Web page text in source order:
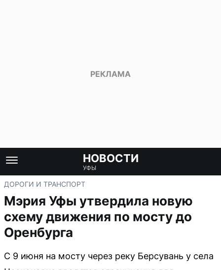
НОВОСТИ
УФЫ
ДОРОГИ И ТРАНСПОРТ
Мэрия Уфы утвердила новую
схему движения по мосту до
Оренбурга
С 9 июня на мосту через реку Берсувань у села